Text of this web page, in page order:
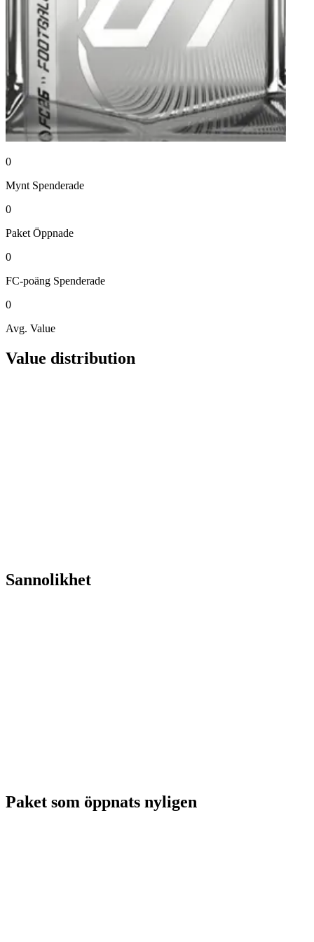
0
Mynt Spenderade
0
Paket Öppnade
0
FC-poäng Spenderade
0
Avg. Value
Value distribution
Sannolikhet
Paket som öppnats nyligen